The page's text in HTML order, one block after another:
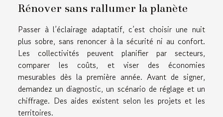
Rénover sans rallumer la planète
Passer à l’éclairage adaptatif, c’est choisir une nuit
plus sobre, sans renoncer à la sécurité ni au confort.
Les collectivités peuvent planifier par secteurs,
comparer les coûts, et viser des économies
mesurables dès la première année. Avant de signer,
demandez un diagnostic, un scénario de réglage et un
chiffrage. Des aides existent selon les projets et les
territoires.